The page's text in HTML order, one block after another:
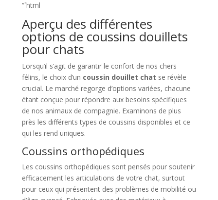
“`html
Aperçu des différentes
options de coussins douillets
pour chats
Lorsqu’il s’agit de garantir le confort de nos chers
félins, le choix d’un coussin douillet chat se révèle
crucial. Le marché regorge d’options variées, chacune
étant conçue pour répondre aux besoins spécifiques
de nos animaux de compagnie. Examinons de plus
près les différents types de coussins disponibles et ce
qui les rend uniques.
Coussins orthopédiques
Les coussins orthopédiques sont pensés pour soutenir
efficacement les articulations de votre chat, surtout
pour ceux qui présentent des problèmes de mobilité ou